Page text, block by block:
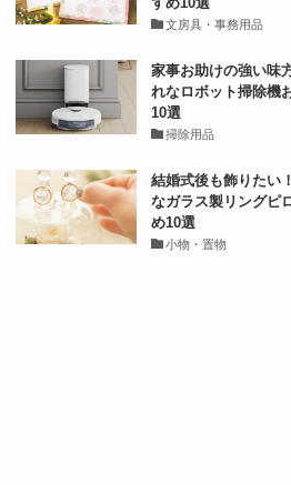
文房具・事務用品
家事お助けの強い味
れなロボット掃除機
10選
掃除用品
結婚式後も飾りたい
なガラス製リングピ
め10選
小物・置物